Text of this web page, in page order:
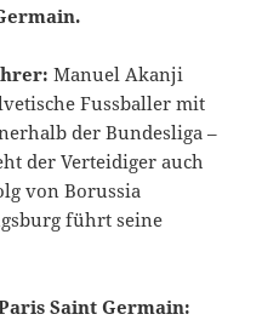
Manuel Akanji
Fussballer mit
der Bundesliga –
der Verteidiger auch
von Borussia
führt seine
Saint Germain: